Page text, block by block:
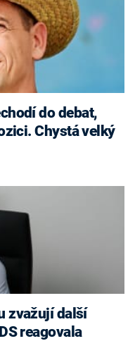
do debat,
Chystá velký
reagovala